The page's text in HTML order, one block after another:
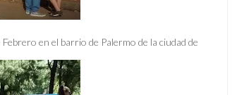
en el barrio de Palermo de la ciudad de